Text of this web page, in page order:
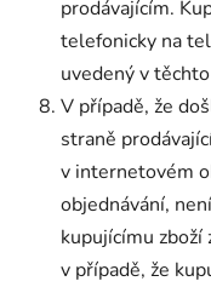
prodávajícím.
telefonicky na
uvedený v
V případě, že
straně
v internetovém
objednávání,
kupujícímu zboží
v případě, že